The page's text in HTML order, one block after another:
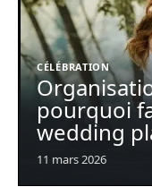
CÉLÉBRATION
pourquoi
wedding
11 mars 2026